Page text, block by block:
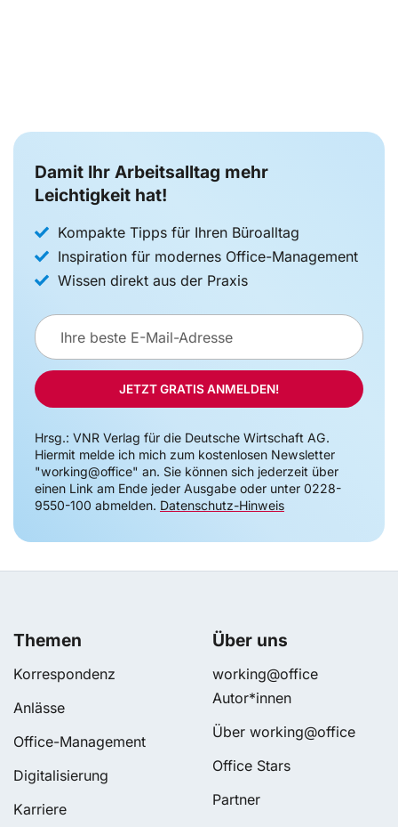
Damit Ihr Arbeitsalltag mehr
Leichtigkeit hat!
Kompakte Tipps für Ihren Büroalltag
Inspiration für modernes Office-Management
Wissen direkt aus der Praxis
E-
Mail-
Adresse
JETZT GRATIS ANMELDEN!
Hrsg.: VNR Verlag für die Deutsche Wirtschaft AG.
Hiermit melde ich mich zum kostenlosen Newsletter
"working@office" an. Sie können sich jederzeit über
einen Link am Ende jeder Ausgabe oder unter 0228-
9550-100 abmelden. Datenschutz-Hinweis
Themen
Korrespondenz
Anlässe
Office-Management
Digitalisierung
Karriere
Über uns
working@office
Autor*innen
Über working@office
Office Stars
Partner